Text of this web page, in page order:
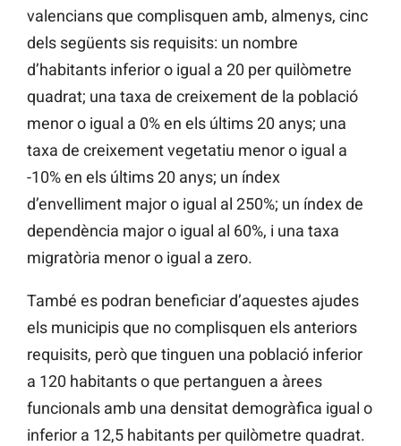
valencians que complisquen amb, almenys, cinc
dels següents sis requisits: un nombre
d’habitants inferior o igual a 20 per quilòmetre
quadrat; una taxa de creixement de la població
menor o igual a 0% en els últims 20 anys; una
taxa de creixement vegetatiu menor o igual a
-10% en els últims 20 anys; un índex
d’envelliment major o igual al 250%; un índex de
dependència major o igual al 60%, i una taxa
migratòria menor o igual a zero.
També es podran beneficiar d’aquestes ajudes
els municipis que no complisquen els anteriors
requisits, però que tinguen una població inferior
a 120 habitants o que pertanguen a àrees
funcionals amb una densitat demogràfica igual o
inferior a 12,5 habitants per quilòmetre quadrat.